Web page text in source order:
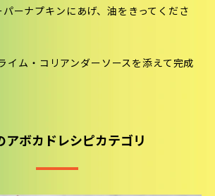
ーナプキンにあげ、油をきってくださ
イム・コリアンダーソースを添えて完成
アボカドレシピカテゴリ